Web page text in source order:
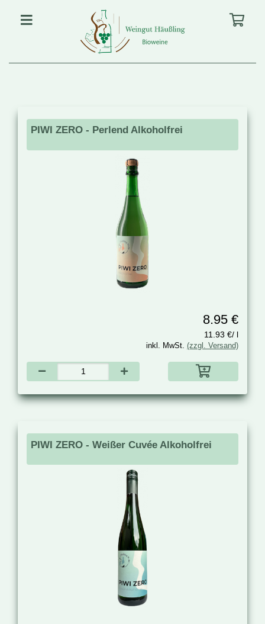
PIWI ZERO - Perlend Alkoholfrei
8.95 €
11.93 €/ l
inkl. MwSt. (zzgl. Versand)
PIWI ZERO - Weißer Cuvée Alkoholfrei